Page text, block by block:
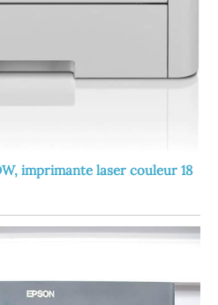
imprimante laser couleur 18